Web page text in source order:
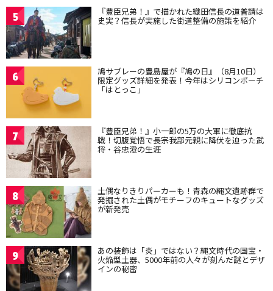
5 『豊臣兄弟！』で描かれた織田信長の道普請は
史実？信長が実施した街道整備の施策を紹介
6 鳩サブレーの豊島屋が『鳩の日』（8月10日）
限定グッズ詳細を発表！今年はシリコンポーチ
「はとっこ」
7 『豊臣兄弟！』小一郎の5万の大軍に徹底抗
戦！切腹覚悟で長宗我部元親に降伏を迫った武
将・谷忠澄の生涯
8 土偶なりきりパーカーも！青森の縄文遺跡群で
発掘された土偶がモチーフのキュートなグッズ
が新発売
9 あの装飾は「炎」ではない？縄文時代の国宝・
火焔型土器、5000年前の人々が刻んだ謎とデザ
インの秘密